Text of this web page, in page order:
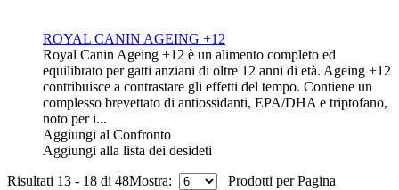
ROYAL CANIN AGEING +12
Royal Canin Ageing +12 è un alimento completo ed
equilibrato per gatti anziani di oltre 12 anni di età. Ageing +12
contribuisce a contrastare gli effetti del tempo. Contiene un
complesso brevettato di antiossidanti, EPA/DHA e triptofano,
noto per i...
Aggiungi al Confronto
Aggiungi alla lista dei desideti
Risultati 13 - 18 di 48Mostra: Prodotti per Pagina